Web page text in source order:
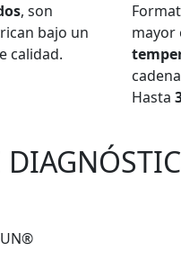
, son
bajo un
calidad.
mayor
Hasta